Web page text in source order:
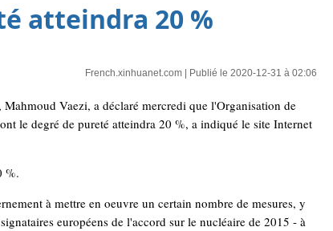
atteindra 20 %
French.xinhuanet.com| Publié le 2020-12-31 à 02:06
Vaezi, a déclaré mercredi que l'Organisation de
le degré de pureté atteindra 20 %, a indiqué le site Internet
%.
à mettre en oeuvre un certain nombre de mesures, y
européens de l'accord sur le nucléaire de 2015 - à